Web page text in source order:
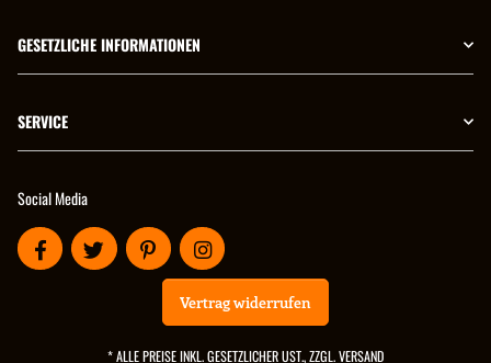
GESETZLICHE INFORMATIONEN
SERVICE
Social Media
Vertrag widerrufen
* ALLE PREISE INKL. GESETZLICHER UST., ZZGL.VERSAND